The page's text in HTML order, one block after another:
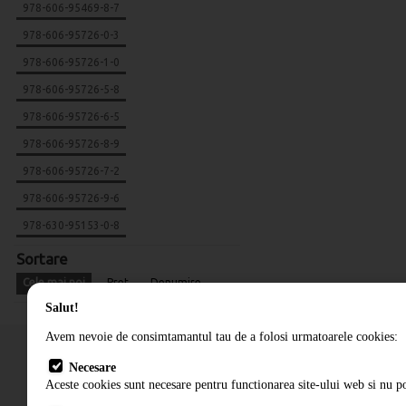
978-606-95469-8-7
978-606-95726-0-3
978-606-95726-1-0
978-606-95726-5-8
978-606-95726-6-5
978-606-95726-8-9
978-606-95726-7-2
978-606-95726-9-6
978-630-95153-0-8
Sortare
Cele mai noi Pret Denumire
Salut!
Avem nevoie de consimtamantul tau de a folosi urmatoarele cookies:
Necesare
Aceste cookies sunt necesare pentru functionarea site-ului web si nu